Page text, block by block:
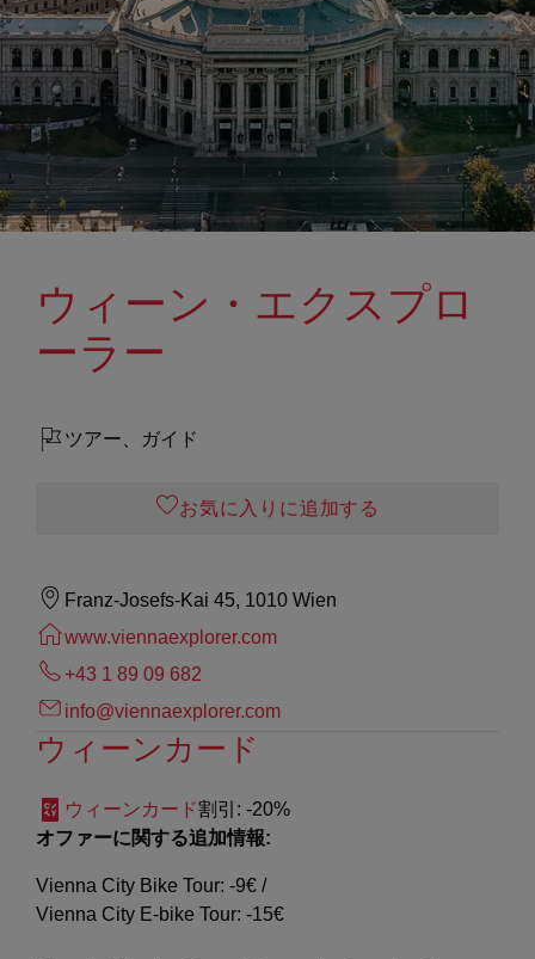
ウィーン・エクスプロ
ーラー
ツアー、ガイド
お気に入りに追加する
Franz-Josefs-Kai 45, 1010 Wien
www.viennaexplorer.com
+43 1 89 09 682
info@viennaexplorer.com
ウィーンカード
ウィーンカード割引 : -20%
オファーに関する追加情報:
Vienna City Bike Tour: -9€ /
Vienna City E-bike Tour: -15€